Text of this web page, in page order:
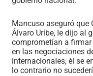
Mancuso aseguró que
Álvaro Uribe, le dijo al
comprometían a
en las negociaciones
internacionales, él se
lo contrario no